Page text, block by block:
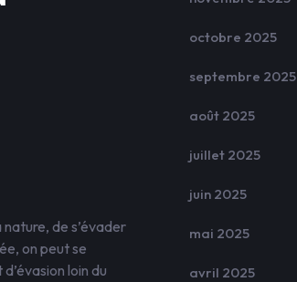
de s’évader
on peut se
loin du
octobre 2025
septembre 2025
août 2025
juillet 2025
juin 2025
mai 2025
avril 2025